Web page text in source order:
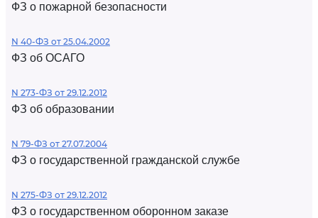
ФЗ о пожарной безопасности
N 40-ФЗ от 25.04.2002
ФЗ об ОСАГО
N 273-ФЗ от 29.12.2012
ФЗ об образовании
N 79-ФЗ от 27.07.2004
ФЗ о государственной гражданской службе
N 275-ФЗ от 29.12.2012
ФЗ о государственном оборонном заказе